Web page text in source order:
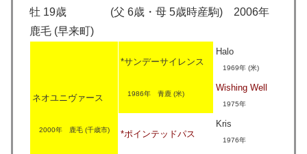
牡 19歳 (父 6歳・母 5歳時産駒) 2006年
鹿毛 (早来町)
ネオユニヴァース
2000年 鹿毛 (千歳市)
*サンデーサイレンス
1986年 青鹿 (米)
Halo
1969年 (米)
Wishing Well
1975年
*ポインテッドパス
Kris
1976年